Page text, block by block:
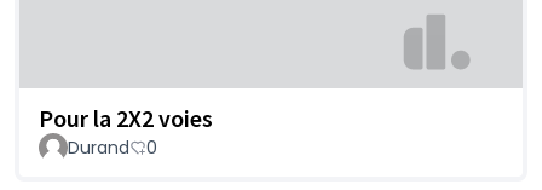
Pour la 2X2 voies
Durand 0